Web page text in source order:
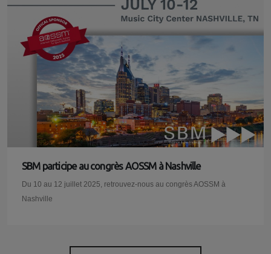
SBM participe au congrès AOSSM à Nashville
Du 10 au 12 juillet 2025, retrouvez-nous au congrès AOSSM à
Nashville